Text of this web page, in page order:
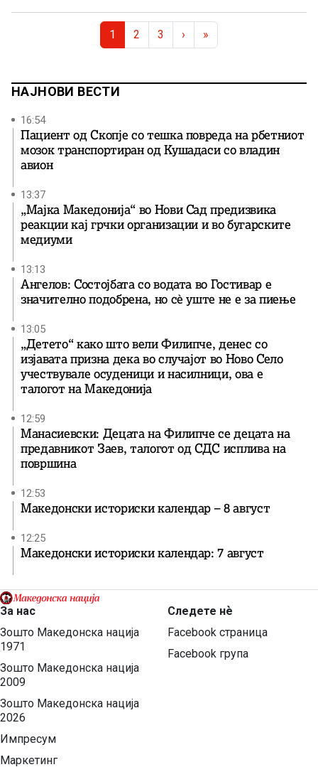
Првиот на списокот, војводата Ѓорѓе, носи српски
облик на презимето на „иќ“, а умрел во 1905 […]
Current Page
1 Page
2 Page
3 › »
НАЈНОВИ ВЕСТИ
16:54
Пациент од Скопје со тешка повреда на рбетниот
мозок транспортиран од Кушадаси со владин
авион
13:37
„Мајка Македонија“ во Нови Сад предизвика
реакции кај грчки организации и во бугарските
медиуми
13:13
Ангелов: Состојбата со водата во Гостивар е
значително подобрена, но сè уште не е за пиење
13:05
„Детето“ како што вели Филипче, денес со
изјавата призна дека во случајот во Ново Село
учествувале осуденици и насилници, ова е
талогот на Македонија
12:59
Манасиевски: Децата на Филипче се децата на
предавникот Заев, талогот од СДС исплива на
површина
12:53
Македонски историски календар – 8 август
12:25
Македонски историски календар: 7 август
За нас
Зошто Македонска нација
1971
Зошто Македонска нација
2009
Зошто Македонска нација
2026
Импресум
Маркетинг
Следете нѐ
Facebook страница
Facebook група